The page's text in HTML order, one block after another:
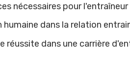
nécessaires pour l'entraîneur
dans la relation
réussite dans une carrière